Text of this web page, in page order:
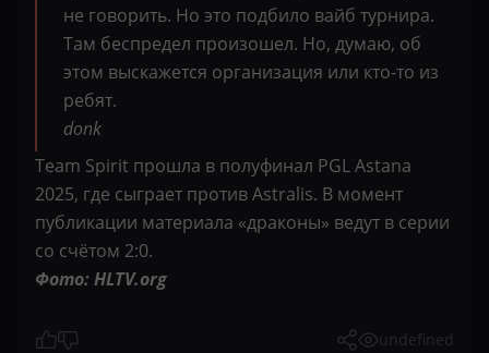
не говорить. Но это подбило вайб турнира.
Там беспредел произошел. Но, думаю, об
этом выскажется организация или кто-то из
ребят.
donk
Team Spirit прошла в полуфинал PGL Astana
2025, где сыграет против Astralis. В момент
публикации материала «драконы» ведут в серии
со счётом 2:0.
Фото: HLTV.org
undefined